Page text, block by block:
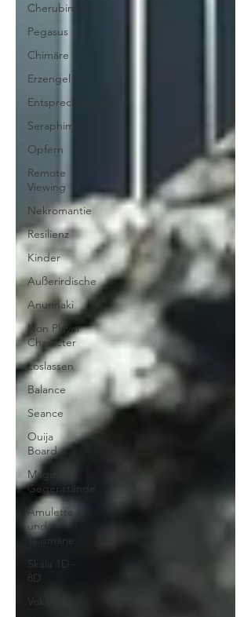
Cherubim
Pegasus
Chimäre
Erzengel
Entsprechungen
Seraphim
Opfern
Remote
Viewing
Nekromantie
Resilienz
Kinder
Außerirdische
Anunnaki
Non Player
Character
Loslassen
Balance
Seance
Ouija
Board
Magische
Gegenstände
Amulette
und
Talismane
Skala 1D -
8D
Vokabular